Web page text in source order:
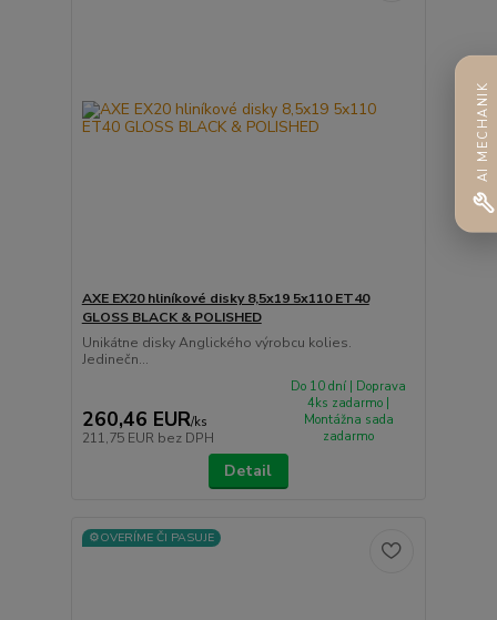
AXE EX20 hliníkové disky 8,5x19 5x110 ET40
GLOSS BLACK & POLISHED
Unikátne disky Anglického výrobcu kolies.
Jedinečn...
260,46 EUR/ks
211,75 EUR bez DPH
Do 10 dní | Doprava
4ks zadarmo |
Montážna sada
zadarmo
Detail
⚙️OVERÍME ČI PASUJE
AI MECHANIK